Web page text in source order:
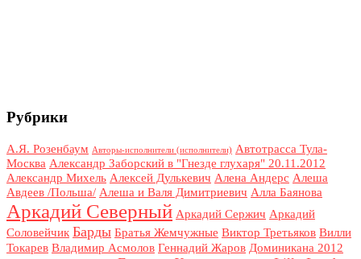
Рубрики
А.Я. Розенбаум Авторы-исполнители (исполнители) Автотрасса Тула-
Москва Александр Заборский в "Гнезде глухаря" 20.11.2012
Александр Михель Алексей Дулькевич Алена Андерс Алеша
Авдеев /Польша/ Алеша и Валя Димитриевич Алла Баянова
Аркадий Северный Аркадий Сержич Аркадий
Соловейчик Барды Братья Жемчужные Виктор Третьяков Вилли
Токарев Владимир Асмолов Геннадий Жаров Доминикана 2012